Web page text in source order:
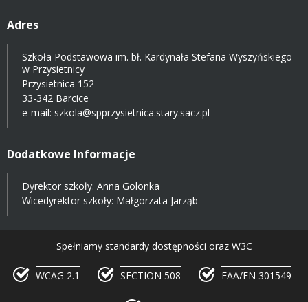
Adres
Szkoła Podstawowa im. bł. Kardynała Stefana Wyszyńskiego
w Przysietnicy
Przysietnica 152
33-342 Barcice
e-mail: szkola@spprzysietnica.stary.sacz.pl
Dodatkowe Informacje
Dyrektor szkoły: Anna Golonka
Wicedyrektor szkoły: Małgorzata Jarząb
Spełniamy standardy dostępności oraz W3C
WCAG 2.1 SECTION 508 EAA/EN 301549